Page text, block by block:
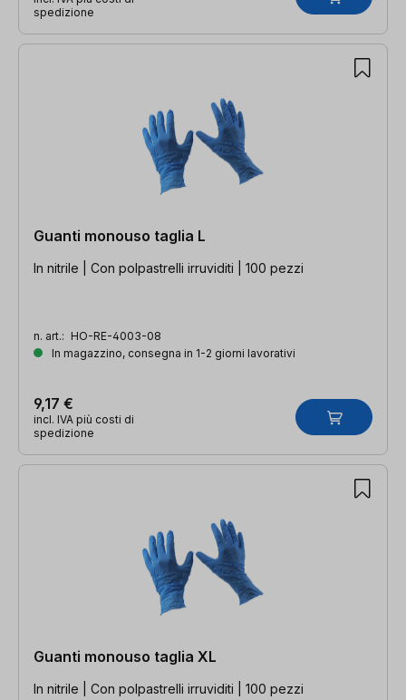
spedizione
Guanti monouso taglia L
In nitrile | Con polpastrelli irruviditi | 100 pezzi
n. art.: HO-RE-4003-08
In magazzino, consegna in 1-2 giorni lavorativi
9,17 €
incl. IVA più costi di
spedizione
Guanti monouso taglia XL
In nitrile | Con polpastrelli irruviditi | 100 pezzi